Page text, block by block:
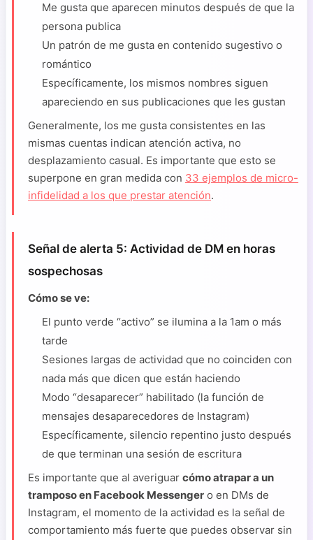
Me gusta que aparecen minutos después de que la
persona publica
Un patrón de me gusta en contenido sugestivo o
romántico
Específicamente, los mismos nombres siguen
apareciendo en sus publicaciones que les gustan
Generalmente, los me gusta consistentes en las
mismas cuentas indican atención activa, no
desplazamiento casual. Es importante que esto se
superpone en gran medida con 33 ejemplos de micro-
infidelidad a los que prestar atención.
Señal de alerta 5: Actividad de DM en horas
sospechosas
Cómo se ve:
El punto verde “activo” se ilumina a la 1am o más
tarde
Sesiones largas de actividad que no coinciden con
nada más que dicen que están haciendo
Modo “desaparecer” habilitado (la función de
mensajes desaparecedores de Instagram)
Específicamente, silencio repentino justo después
de que terminan una sesión de escritura
Es importante que al averiguar cómo atrapar a un
tramposo en Facebook Messenger o en DMs de
Instagram, el momento de la actividad es la señal de
comportamiento más fuerte que puedes observar sin